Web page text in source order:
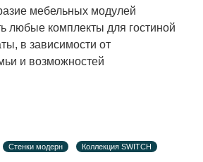
мебельных модулей
любые комплекты для гостиной
в зависимости от
и возможностей
Стенки модерн Коллекция SWITCH